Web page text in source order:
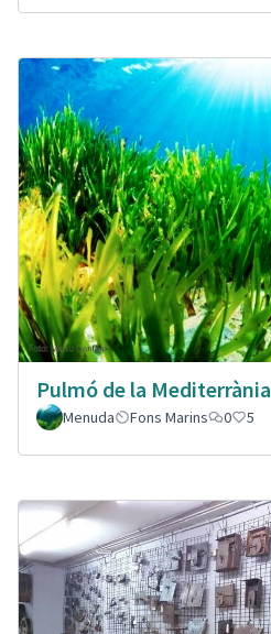
Pulmó de la Mediterrània
Menuda
Fons Marins 0 5